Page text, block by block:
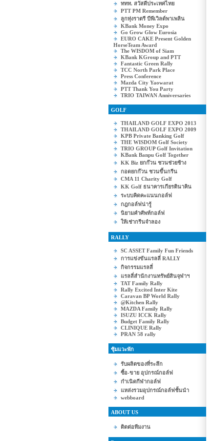
ททท. สวัสดีประเทศไทย
PTT PM Remember
ลูกทุ่งราตรี บีพีเวิลด์พาเพลิน
KBank Money Expo
Go Grow Glow Eurosia
EURO CAKE Present Golden
HorseTeam Award
The WISDOM of Siam
KBank KGroup and PTT
Fantastic Green Rally
TCC North Park Place
Press Conference
Mazda City Yaowarat
PTT Thank You Party
TRIO TAIWAN Anniversaries
GOLF
THAILAND GOLF EXPO 2013
THAILAND GOLF EXPO 2009
KPB Private Banking Golf
THE WISDOM Golf Society
TRIO GROUP Golf Invitation
KBank Banpu Golf Together
KK Biz ยกก๊วน ชวนช่วยช้าง
กอดยกก๊วน ชวนขึ้นกรีน
CMA 11 Charity Golf
KK Golf ธนาคารเกียรตินาคิน
ระบบคิดคะแนนกอล์ฟ
กฎกอล์ฟน่ารู้
นิยามคำศัพท์กอล์ฟ
ให้เช่ากรีนจำลอง
RALLY
SC ASSET Family Fun Friends
การแข่งขันแรลลี่ RALLY
กิจกรรมแรลลี่
แรลลี่สำนักงานทรัพย์สินจุฬาฯ
TAT Family Rally
Rally Excited Inter Kite
Caravan BP World Rally
@Kitchen Rally
MAZDA Family Rally
ISUZU ICCK Rally
Budget Family Rally
CLINIQUE Rally
PRAN 58 rally
ซุ้มแวะพัก
รับผลิตของที่ระลึก
ซื้อ-ขาย อุปกรณ์กอล์ฟ
กำเนิดกีฬากอล์ฟ
แหล่งรวมอุปกรณ์กอล์ฟชั้นนำ
webboard
ABOUT US
ติดต่อทีมงาน